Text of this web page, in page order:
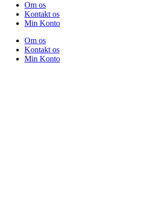
Om os
Kontakt os
Min Konto
Om os
Kontakt os
Min Konto